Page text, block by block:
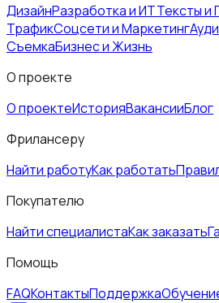
ДизайнРазработка и ИТТексты и
ТрафикСоцсети и Маркетинг
СъемкаБизнес и Жизнь
О проекте
О проектеИсторияВакансииБлог
Фрилансеру
Найти работуКак работать
Покупателю
Найти специалистаКак заказать
Помощь
FAQКонтактыПоддержка